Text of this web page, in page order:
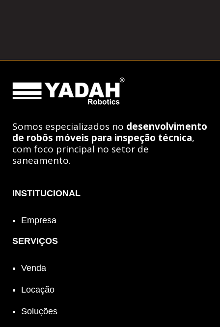
Somos especializados no desenvolvimento
de robôs móveis para inspeção técnica,
com foco principal no setor de
saneamento.
INSTITUCIONAL
Empresa
SERVIÇOS
Venda
Locação
Soluções